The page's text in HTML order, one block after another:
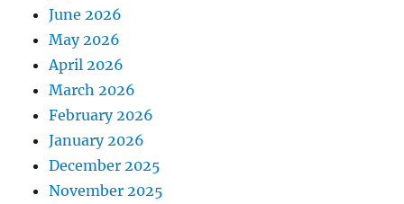
June 2026
May 2026
April 2026
March 2026
February 2026
January 2026
December 2025
November 2025